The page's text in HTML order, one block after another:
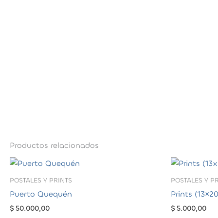
Productos relacionados
POSTALES Y PRINTS
Puerto Quequén
$ 50.000,00
POSTALES Y
Prints
$ 5.000,00